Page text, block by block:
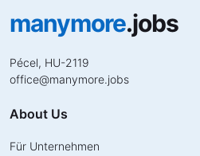
manymore.jobs
Pécel, HU-2119
office@manymore.jobs
About Us
Für Unternehmen